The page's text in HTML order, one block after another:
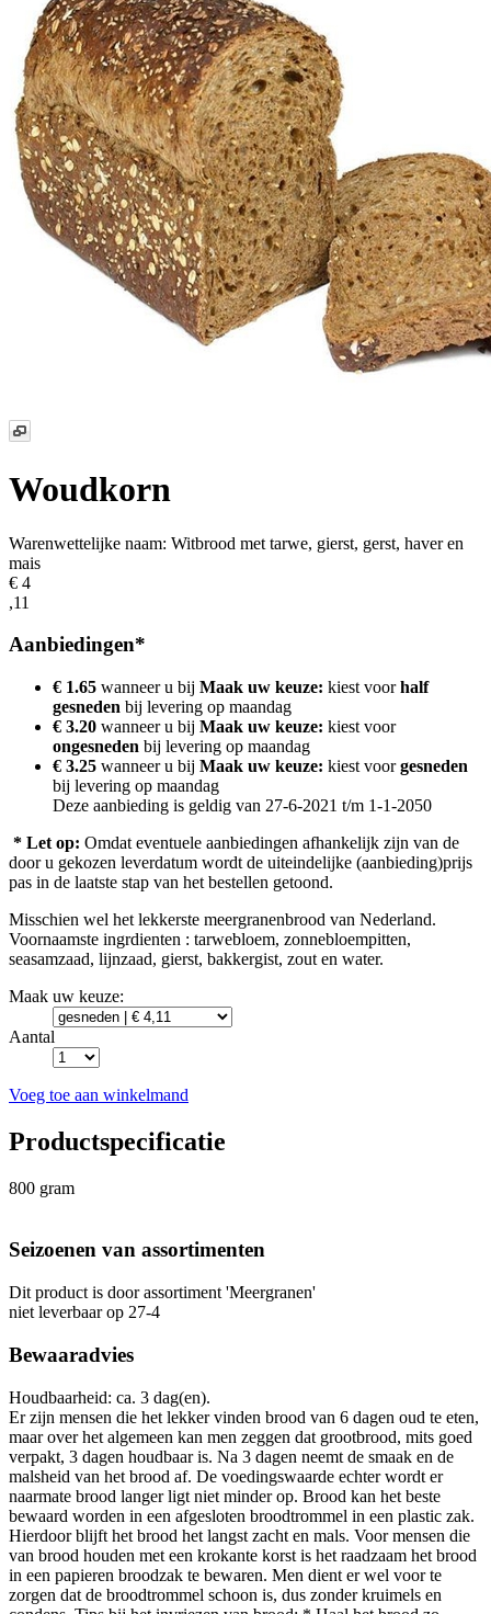
Woudkorn
Warenwettelijke naam: Witbrood met tarwe, gierst, gerst, haver en
mais
€ 4
,11
Aanbiedingen*
€ 1.65 wanneer u bij Maak uw keuze: kiest voorhalf
gesneden bij levering op maandag
€ 3.20 wanneer u bij Maak uw keuze: kiest voor
ongesneden bij levering op maandag
€ 3.25 wanneer u bij Maak uw keuze: kiest voorgesneden
bij levering op maandag
Deze aanbieding is geldig van 27-6-2021 t/m 1-1-2050
* Let op: Omdat eventuele aanbiedingen afhankelijk zijn van de
door u gekozen leverdatum wordt de uiteindelijke (aanbieding)prijs
pas in de laatste stap van het bestellen getoond.
Misschien wel het lekkerste meergranenbrood van Nederland.
Voornaamste ingrdienten : tarwebloem, zonnebloempitten,
seasamzaad, lijnzaad, gierst, bakkergist, zout en water.
Maak uw keuze:
Aantal
Voeg toe aan winkelmand
Productspecificatie
800 gram
Seizoenen van assortimenten
Dit product is door assortiment 'Meergranen'
niet leverbaar op 27-4
Bewaaradvies
Houdbaarheid: ca. 3 dag(en).
Er zijn mensen die het lekker vinden brood van 6 dagen oud te eten,
maar over het algemeen kan men zeggen dat grootbrood, mits goed
verpakt, 3 dagen houdbaar is. Na 3 dagen neemt de smaak en de
malsheid van het brood af. De voedingswaarde echter wordt er
naarmate brood langer ligt niet minder op. Brood kan het beste
bewaard worden in een afgesloten broodtrommel in een plastic zak.
Hierdoor blijft het brood het langst zacht en mals. Voor mensen die
van brood houden met een krokante korst is het raadzaam het brood
in een papieren broodzak te bewaren. Men dient er wel voor te
zorgen dat de broodtrommel schoon is, dus zonder kruimels en